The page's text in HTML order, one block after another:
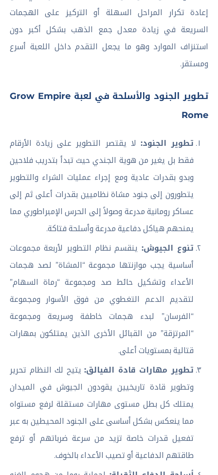
إعادة تكرار المراحل السهلة أو التركيز على الهجمات
السريعة في زيادة معدل جمع الذهب بشكل أكبر دون
استنزاف الموارد وهو ما يجعل التقدم داخل اللعبة أسرع
ومستقر.
تطوير الجنود والأسلحة في لعبة Grow Empire
Rome
تطوير الجنود: لا يقتصر التطوير على زيادة الأرقام
فقط بل يغير من هوية الجندي حيث تبدأ بتدريب فلاحين
وبدو بقدرات عادية ومع إجراء عمليات الشراء والتطوير
يتطورون إلى جنود مشاة نظاميين بقدرات أعلى ثم إلى
عساكر رومانية مدرعة وصولاً إلى الحرس الإمبراطوري مما
يمنحهم هياكل دفاعية مدرعة وأسلحة فتاكة.
تنوع الجيوش: ينقسم نظام التطوير لأربعة مجموعات
أساسية يجب موازنتها مجموعة “المشاة” لصد هجمات
الأعداء وتشكيل حائط صد ومجموعة “رماة السهام”
لتقديم الدعم التغطوي من فوق الأسوار ومجموعة
“الفرسان” لبدء هجمات خاطفة وسريعة ومجموعة
“المرتزقة” من القبائل الأخرى الذين يمتلكون بمهارات
قتالية بمستويات أعلى.
تطوير مهارات قادة الفيالق:يتيح لك النظام تحرير
وتطوير قادة تاريخيين يقودون الجيوش في الميدان
يمتلك كل بطل مستوى مهارات مستقلة لرفع مستواه
مما ينعكس بشكل أساسى على الجنود المحيطين به عبر
تفعيل قدرات خاصة تزيد من سرعة ضرباتهم أو ترفع
طاقتهم الدفاعية أو تصيب الأعداء بالخوف.